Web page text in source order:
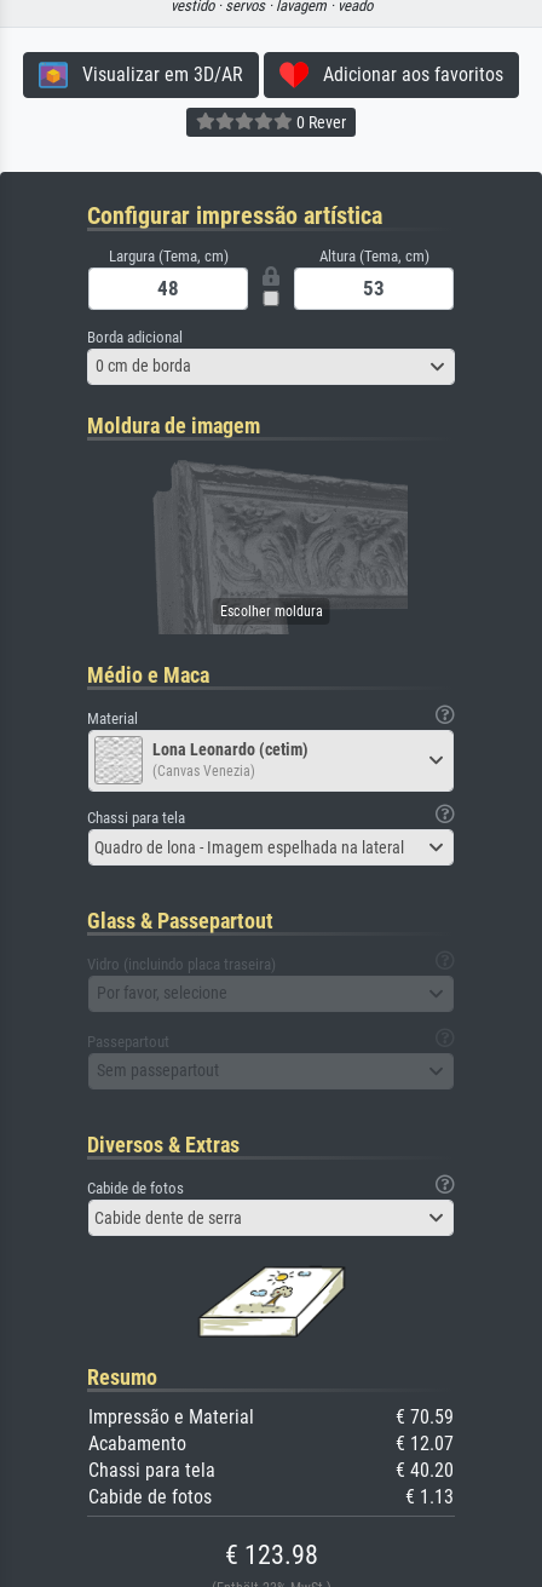
vestido · servos · lavagem · veado
Visualizar em 3D/AR Adicionar aos favoritos
0 Rever
Configurar impressão artística
Largura (Tema, cm) Altura (Tema, cm)
Borda adicional
0 cm de borda
Moldura de imagem
Médio e Maca
Material
Lona Leonardo (cetim)
(Canvas Venezia)
Chassi para tela
Quadro de lona - Imagem espelhada na lateral
Glass & Passepartout
Vidro (incluindo placa traseira)
Por favor, selecione
Passepartout
Sem passepartout
Diversos & Extras
Cabide de fotos
Cabide dente de serra
Resumo
Impressão e Material
€ 70.59
Acabamento
€ 12.07
Chassi para tela
€ 40.20
Cabide de fotos
€ 1.13
€ 123.98